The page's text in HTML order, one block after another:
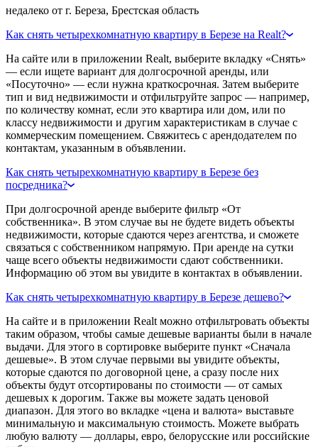
недалеко от г. Береза, Брестская область
Как снять четырехкомнатную квартиру в Березе на Realt?
На сайте или в приложении Realt, выберите вкладку «Снять»
— если ищете вариант для долгосрочной аренды, или
«Посуточно» — если нужна краткосрочная. Затем выберите
тип и вид недвижимости и отфильтруйте запрос — например,
по количеству комнат, если это квартира или дом, или по
классу недвижимости и другим характеристикам в случае с
коммерческим помещением. Свяжитесь с арендодателем по
контактам, указанным в объявлении.
Как снять четырехкомнатную квартиру в Березе без
посредника?
При долгосрочной аренде выберите фильтр «От
собственника». В этом случае вы не будете видеть объекты
недвижимости, которые сдаются через агентства, и сможете
связаться с собственником напрямую. При аренде на сутки
чаще всего объекты недвижимости сдают собственники.
Информацию об этом вы увидите в контактах в объявлении.
Как снять четырехкомнатную квартиру в Березе дешево?
На сайте и в приложении Realt можно отфильтровать объекты
таким образом, чтобы самые дешевые варианты были в начале
выдачи. Для этого в сортировке выберите пункт «Сначала
дешевые». В этом случае первыми вы увидите объекты,
которые сдаются по договорной цене, а сразу после них
объекты будут отсортированы по стоимости — от самых
дешевых к дорогим. Также вы можете задать ценовой
диапазон. Для этого во вкладке «цена и валюта» выставьте
минимальную и максимальную стоимость. Можете выбрать
любую валюту — доллары, евро, белорусские или российские